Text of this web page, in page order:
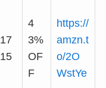
17
15
4
3%
OF
F
https://
amzn.t
o/2O
WstYe